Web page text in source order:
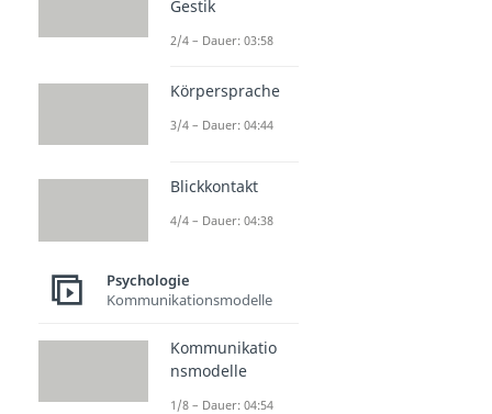
Gestik
2/4 – Dauer: 03:58
Körpersprache
3/4 – Dauer: 04:44
Blickkontakt
4/4 – Dauer: 04:38
Psychologie
Kommunikationsmodelle
Kommunikatio
nsmodelle
1/8 – Dauer: 04:54